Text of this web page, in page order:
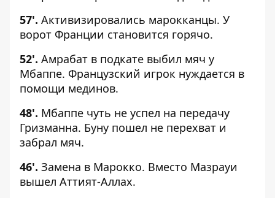
57'. Активизировались марокканцы. У
ворот Франции становится горячо.
52'. Амрабат в подкате выбил мяч у
Мбаппе. Французский игрок нуждается в
помощи мединов.
48'. Мбаппе чуть не успел на передачу
Гризманна. Буну пошел не перехват и
забрал мяч.
46'. Замена в Марокко. Вместо Мазрауи
вышел Аттият-Аллах.